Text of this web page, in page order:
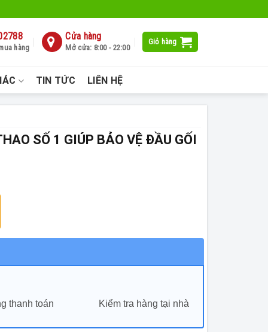
hàng
Cửa hàng
Mở cửa: 8:00 - 22:00
Giỏ hàng
TIN TỨC LIÊN HỆ
SỐ 1 GIÚP BẢO VỆ ĐẦU GỐI
thanh toán Kiểm tra hàng tại nhà